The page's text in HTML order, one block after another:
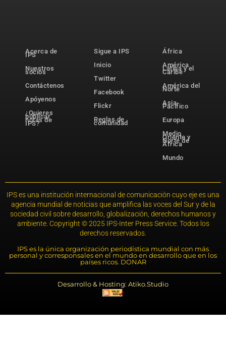
Acerca de
IPS
Nuestros
socios
Contáctenos
Apóyenos
¿Quieres
publicar
notas de
IPS?
Sigue a IPS
Inicio
Twitter
Facebook
Flickr
Reglas de
comunidad
África
América
Latina y el
Caribe
América del
Norte
Asia-
Pacífico
Europa
Medio
Oriente y
Norte de
África
Mundo
IPS es una institución internacional de comunicación cuyo eje es una
agencia mundial de noticias que amplifica las voces del Sur y de la
sociedad civil sobre desarrollo, globalización, derechos humanos y
ambiente. Copyright © 2025 IPS-Inter Press Service. Todos los
derechos reservados.
IPS es la única organización periodística mundial con más
personal y corresponsales en el mundo en desarrollo que en los
países ricos. DONAR
Desarrollo & Hosting: Atiko.Studio